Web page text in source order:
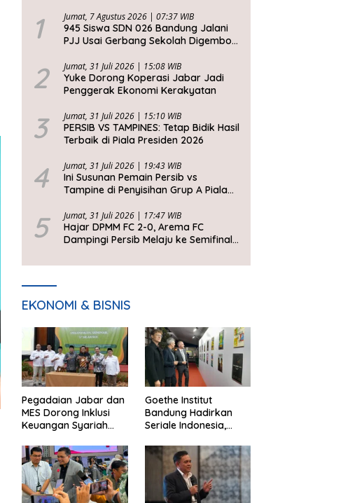
1 Jumat, 7 Agustus 2026 | 07:37 WIB
945 Siswa SDN 026 Bandung Jalani
PJJ Usai Gerbang Sekolah Digembok
2 Jumat, 31 Juli 2026 | 15:08 WIB
Yuke Dorong Koperasi Jabar Jadi
Penggerak Ekonomi Kerakyatan
3 Jumat, 31 Juli 2026 | 15:10 WIB
PERSIB VS TAMPINES: Tetap Bidik Hasil
Terbaik di Piala Presiden 2026
4 Jumat, 31 Juli 2026 | 19:43 WIB
Ini Susunan Pemain Persib vs
Tampine di Penyisihan Grup A Piala
5 Jumat, 31 Juli 2026 | 17:47 WIB
Hajar DPMM FC 2-0, Arema FC
Dampingi Persib Melaju ke Semifinal
EKONOMI & BISNIS
Pegadaian Jabar dan
MES Dorong Inklusi
Keuangan Syariah
UMKM
Goethe Institut
Bandung Hadirkan
Seriale Indonesia,
Global Industri Serial